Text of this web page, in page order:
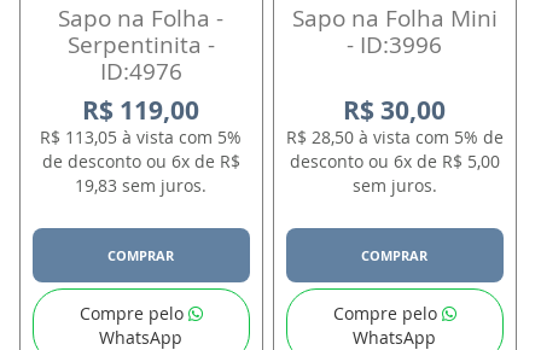
Sapo na Folha -
Serpentinita -
ID:4976
R$ 119,00
R$ 113,05 à vista com 5%
de desconto ou 6x de R$
19,83 sem juros.
COMPRAR
Compre pelo
WhatsApp
Sapo na Folha Mini
- ID:3996
R$ 30,00
R$ 28,50 à vista com 5% de
desconto ou 6x de R$ 5,00
sem juros.
COMPRAR
Compre pelo
WhatsApp